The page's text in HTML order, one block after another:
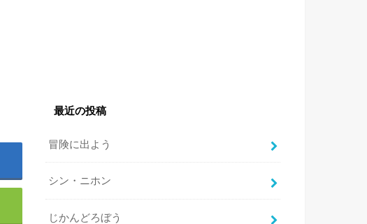
最近の投稿
冒険に出よう
シン・ニホン
じかんどろぼう